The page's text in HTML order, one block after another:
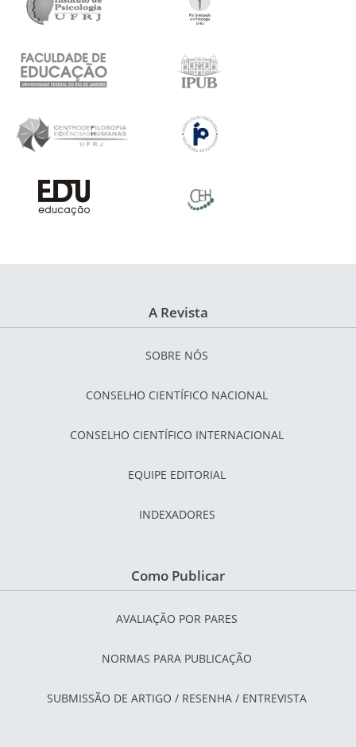
A Revista
SOBRE NÓS
CONSELHO CIENTÍFICO NACIONAL
CONSELHO CIENTÍFICO INTERNACIONAL
EQUIPE EDITORIAL
INDEXADORES
Como Publicar
AVALIAÇÃO POR PARES
NORMAS PARA PUBLICAÇÃO
SUBMISSÃO DE ARTIGO / RESENHA / ENTREVISTA